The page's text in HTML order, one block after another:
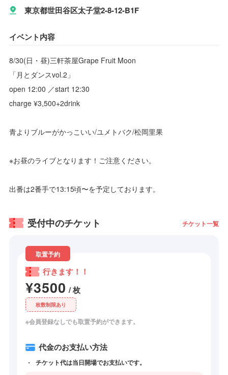
東京都世田谷区太子堂2-8-12-B1F
イベント内容
8/30(日・昼)三軒茶屋Grape Fruit Moon
「月とダンスvol.2」
open 12:00 ／start 12:30
charge ¥3,500+2drink
青よりブルーがかっこいい/ユメトバク/松岡里果
※お昼のライブとなります！ご注意ください。
出番は2番手で13:15頃〜を予定しております。
受付中のチケット チケット一覧
取置予約
行きます！！
¥3500 / 枚
枚数制限あり
※会員登録なしでも取置予約ができます。
代金のお支払い方法
チケット代は当日開場でお支払いです。